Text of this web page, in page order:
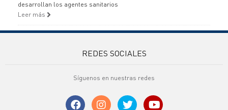
desarrollan los agentes sanitarios
Leer más
REDES SOCIALES
Síguenos en nuestras redes